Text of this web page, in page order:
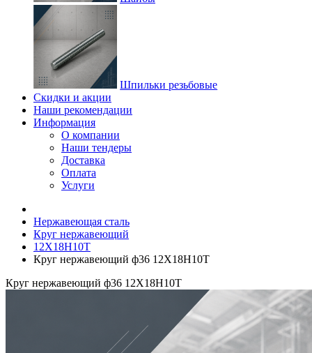
Шпильки резьбовые
Скидки и акции
Наши рекомендации
Информация
О компании
Наши тендеры
Доставка
Оплата
Услуги
Нержавеющая сталь
Круг нержавеющий
12Х18Н10Т
Круг нержавеющий ф36 12Х18Н10Т
Круг нержавеющий ф36 12Х18Н10Т